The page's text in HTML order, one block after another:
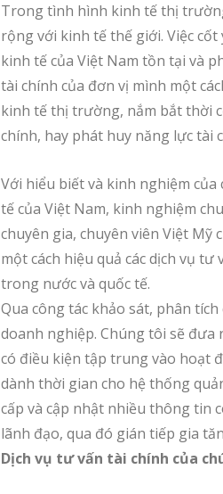
Trong tình hình kinh tế thị
rộng với kinh tế thế giới. Việc
kinh tế của Việt Nam tồn tại và
tài chính của đơn vị mình một
kinh tế thị trường, nắm bắt thời
chính, hay phát huy năng lực tài
Với hiểu biết và kinh nghiệm
tế của Việt Nam, kinh nghiệm
chuyên gia, chuyên viên Việt
một cách hiệu quả các dịch vụ
trong nước và quốc tế.
Qua công tác khảo sát, phân
doanh nghiệp. Chúng tôi sẽ
có điều kiện tập trung vào hoạt
dành thời gian cho hệ thống
cấp và cập nhật nhiều thông tin
lãnh đạo, qua đó gián tiếp gia
Dịch vụ tư vấn tài chính của